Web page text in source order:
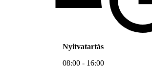
Nyitvatartás
08:00 - 16:00